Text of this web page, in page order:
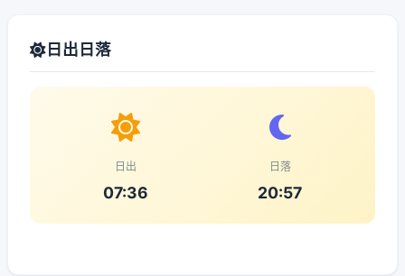
日出日落
日出
07:36
日落
20:57